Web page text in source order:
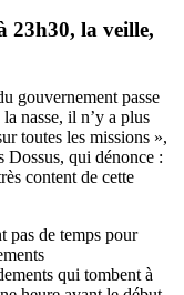
23h30, la veille,
gouvernement passe
nasse, il n’y a plus
toutes les missions »,
Dossus, qui dénonce :
content de cette
pas de temps pour
qui tombent à